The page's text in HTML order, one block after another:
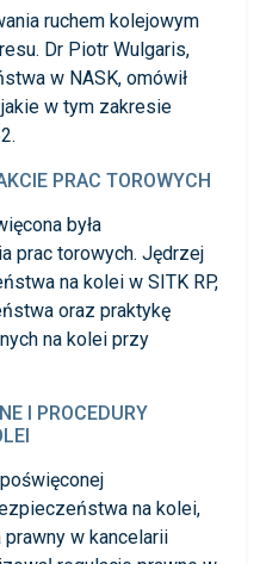
ruchem kolejowym
Dr Piotr Wulgaris,
w NASK, omówił
w tym zakresie
PRAC TOROWYCH
była
prac torowych. Jędrzej
na kolei w SITK RP,
oraz praktykę
na kolei przy
I PROCEDURY
na kolei,
w kancelarii